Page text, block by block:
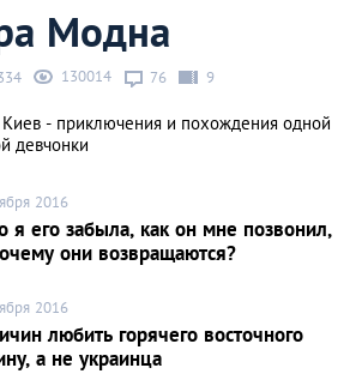
Модна
130014 76 9
- приключения и похождения одной
девчонки
2016
я его забыла, как он мне позвонил,
они возвращаются?
2016
любить горячего восточного
а не украинца